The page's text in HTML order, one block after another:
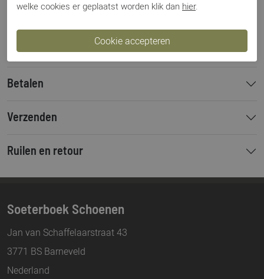
Materiaal
Suede
Bestelcode
000003647
4 cm
Betalen
Verzenden
Ruilen en retour
Soeterboek Schoenen
Jan van Schaffelaarstraat 43
3771 BS Barneveld
Nederland
welke cookies er geplaatst worden klik dan hier.